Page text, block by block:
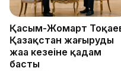
Қасым-Жомарт
Қазақстан жаңғырудың
жаңа кезеңіне қадам
басты